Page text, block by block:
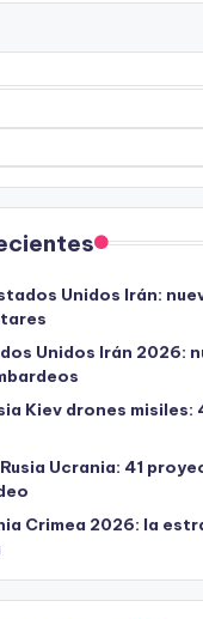
Unidos Irán:
Unidos Irán 2026:
Kiev drones misiles:
Ucrania: 41
Crimea 2026: la